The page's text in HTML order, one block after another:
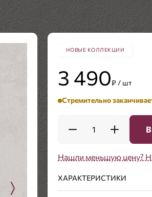
НОВЫЕ КОЛЛЕКЦИИ
3 490₽ / шт
Стремительно
1
Нашли меньшую цену?
ХАРАКТЕРИСТИКИ